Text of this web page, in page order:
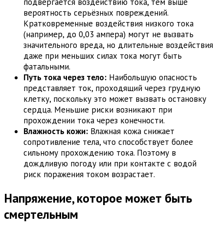
вероятность серьёзных повреждений.
Кратковременные воздействия низкого тока
(например, до 0,03 ампера) могут не вызвать
значительного вреда, но длительные воздействия
даже при меньших силах тока могут быть
фатальными.
Путь тока через тело: Наибольшую опасность
представляет ток, проходящий через грудную
клетку, поскольку это может вызвать остановку
сердца. Меньшие риски возникают при
прохождении тока через конечности.
Влажность кожи: Влажная кожа снижает
сопротивление тела, что способствует более
сильному прохождению тока. Поэтому в
дождливую погоду или при контакте с водой
риск поражения током возрастает.
Напряжение, которое может быть
смертельным